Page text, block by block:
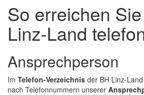
So erreichen
Linz-Land
Ansprechperson
Im Telefon-Verzeichnis der BH Linz-
nach Telefonnummern unserer